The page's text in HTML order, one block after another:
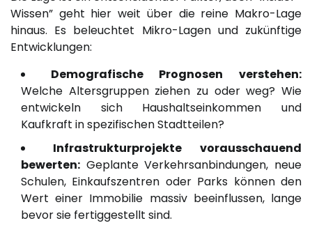
Wissen” geht hier weit über die reine Makro-Lage
hinaus. Es beleuchtet Mikro-Lagen und zukünftige
Entwicklungen:
Demografische Prognosen verstehen:
Welche Altersgruppen ziehen zu oder weg? Wie
entwickeln sich Haushaltseinkommen und
Kaufkraft in spezifischen Stadtteilen?
Infrastrukturprojekte vorausschauend
bewerten: Geplante Verkehrsanbindungen, neue
Schulen, Einkaufszentren oder Parks können den
Wert einer Immobilie massiv beeinflussen, lange
bevor sie fertiggestellt sind.